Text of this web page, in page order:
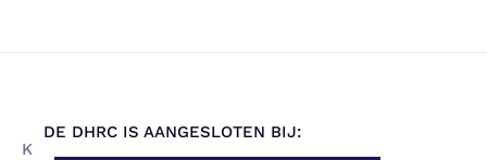
K
DE DHRC IS AANGESLOTEN BIJ: